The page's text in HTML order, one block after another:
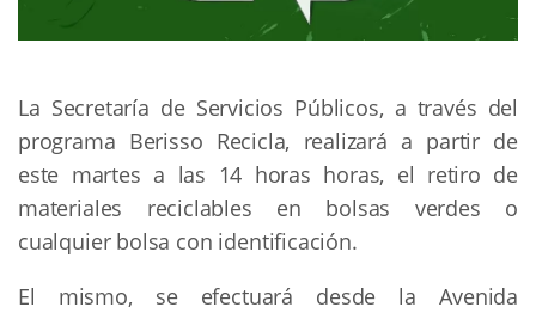
La Secretaría de Servicios Públicos, a través del
programa Berisso Recicla, realizará a partir de
este martes a las 14 horas horas, el retiro de
materiales reciclables en bolsas verdes o
cualquier bolsa con identificación.
El mismo, se efectuará desde la Avenida